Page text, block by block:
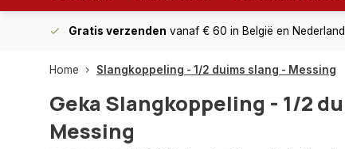
Gratis verzenden vanaf € 60 in België en
Home Slangkoppeling - 1/2 duims slang - Messing
Geka Slangkoppeling - 1/2
Messing